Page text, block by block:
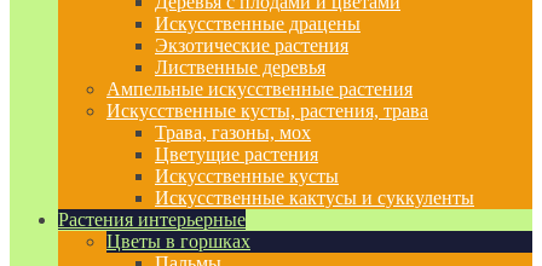
Искусственные драцены
Экзотические растения
Лиственные деревья
Ампельные искусственные растения
Искусственные кусты, растения, трава
Трава, газоны, мох
Цветущие растения
Искусственные кусты
Искусственные кактусы и суккуленты
Растения интерьерные
Цветы в горшках